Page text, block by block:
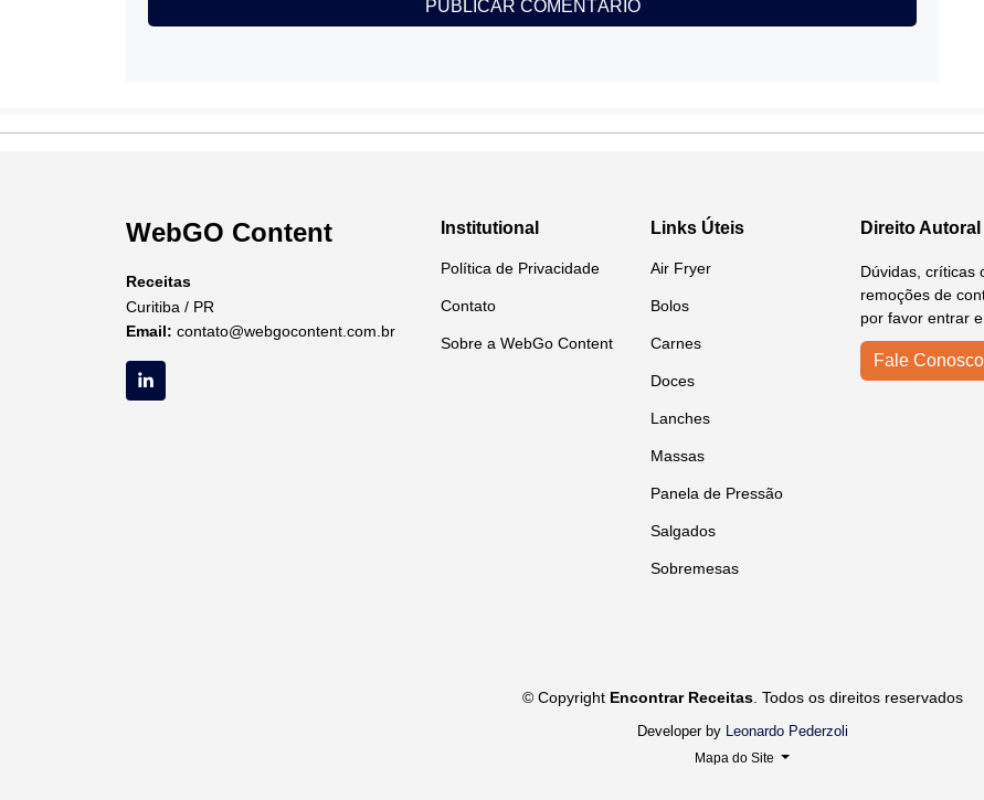
WebGO Content
Receitas
Curitiba / PR
Email: contato@webgocontent.com.br
Institutional
Política de Privacidade
Contato
Sobre a WebGo Content
Links Úteis
Air Fryer
Bolos
Carnes
Doces
Lanches
Massas
Panela de Pressão
Salgados
Sobremesas
Direito Autoral
Dúvidas, críticas
remoções de
por favor entrar
Fale Conosco
© Copyright Encontrar Receitas. Todos os direitos reservados
Developer by Leonardo Pederzoli
Mapa do Site